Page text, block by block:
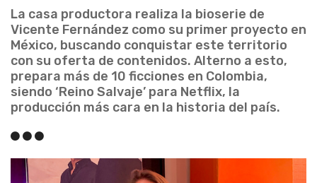
La casa productora realiza la bioserie de
Vicente Fernández como su primer proyecto en
México, buscando conquistar este territorio
con su oferta de contenidos. Alterno a esto,
prepara más de 10 ficciones en Colombia,
siendo ‘Reino Salvaje’ para Netflix, la
producción más cara en la historia del país.